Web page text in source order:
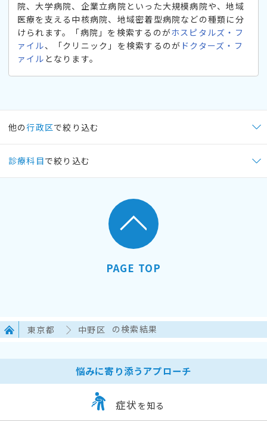
院、大学病院、企業立病院といった大規模病院や、地域
医療を支える中核病院、地域密着型病院などの種類に分
けられます。「病院」を検索するのがホスピタルズ・フ
ァイル、「クリニック」を検索するのが ドクターズ・フ
ァイル となります。
他の行政区で絞り込む
診療科目で絞り込む
PAGE TOP
東京都 中野区 の検索結果
悩みに寄り添うアプローチ
症状 を知る